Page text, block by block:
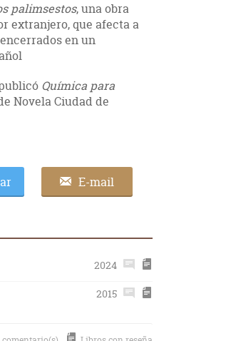
palimsestos, una obra
extranjero, que afecta a
en un
Química para
Novela Ciudad de
E-mail
2024
2015